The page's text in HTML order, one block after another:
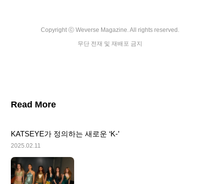
Copyright ⓒ Weverse Magazine. All rights reserved.
무단 전재 및 재배포 금지
Read More
KATSEYE가 정의하는 새로운 ‘K-’
2025.02.11